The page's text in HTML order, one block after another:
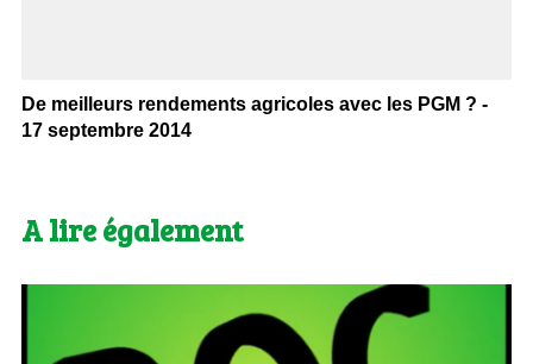
De meilleurs rendements agricoles avec les PGM ? -
17 septembre 2014
A lire également